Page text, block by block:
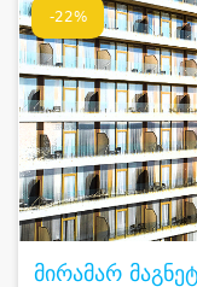
-22%
მირამარ